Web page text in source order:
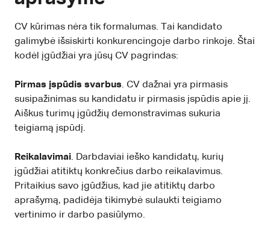
CV kūrimas nėra tik formalumas. Tai kandidato
galimybė išsiskirti konkurencingoje darbo rinkoje. Štai
kodėl įgūdžiai yra jūsų CV pagrindas:
Pirmas įspūdis svarbus. CV dažnai yra pirmasis
susipažinimas su kandidatu ir pirmasis įspūdis apie jį.
Aiškus turimų įgūdžių demonstravimas sukuria
teigiamą įspūdį.
Reikalavimai. Darbdaviai ieško kandidatų, kurių
įgūdžiai atitiktų konkrečius darbo reikalavimus.
Pritaikius savo įgūdžius, kad jie atitiktų darbo
aprašymą, padidėja tikimybė sulaukti teigiamo
vertinimo ir darbo pasiūlymo.